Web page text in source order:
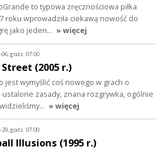
to typowa zręcznościowa piłka
roku wprowadziła ciekawą nowość do
jako jeden… » więcej
06, godz. 07:00
Street (2005 r.)
jest wymyślić coś nowego w grach o
zasady, znana rozgrywka, ogólnie
» więcej
29, godz. 07:00
Illusions (1995 r.)